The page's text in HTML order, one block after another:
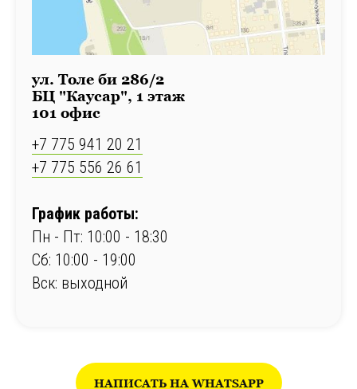
ул. Толе би 286/2
БЦ "Каусар", 1 этаж
101 офис
+7 775 941 20 21
+7 775 556 26 61
График работы:
Пн - Пт: 10:00 - 18:30
Сб: 10:00 - 19:00
Вск: выходной
НАПИСАТЬ НА WHATSAPP